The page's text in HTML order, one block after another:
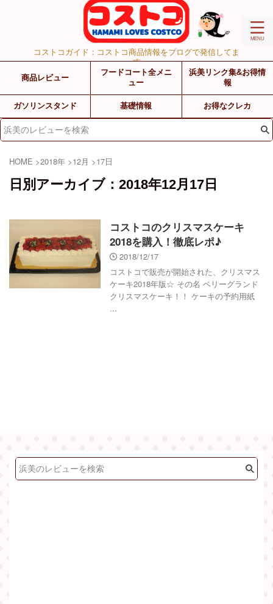
コストコガイド：コストコ商品情報をブログで発信してま
す
商品レビュー
フードコート全メニ
ュー
浜美リンク集&お得情
報
ガソリンスタンド 基礎情報 お得なクレカ
HOME >2018年 >12月 >17日
日別アーカイブ：2018年12月17日
コストコのクリスマスケーキ
2018を購入！徹底レポ♪
2018/12/17
コストコで販売が開始された、クリスマス
ケーキ2018年版☆ その名 ベリーグランド
クリスマスケーキ！！ ケーキの予約用紙
...